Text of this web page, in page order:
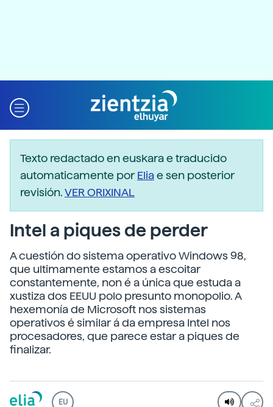
Texto redactado en euskara e traducido
automaticamente porEliae sen posterior
revisión.VER ORIXINAL
Intel a piques de perder
A cuestión do sistema operativo Windows 98,
que ultimamente estamos a escoitar
constantemente, non é a única que estuda a
xustiza dos EEUU polo presunto monopolio. A
hexemonía de Microsoft nos sistemas
operativos é similar á da empresa Intel nos
procesadores, que parece estar a piques de
finalizar.
EU